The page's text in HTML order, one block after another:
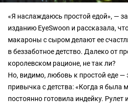
«Я наслаждаюсь простой едой», —
изданию EyeSwoon и рассказала,
макароны с сыром делают ее
в беззаботное детство. Далеко от
королевском рационе, не так ли?
Но, видимо, любовь к простой еде —
привычка с детства: «Когда я была
постоянно готовила индейку. Рулет